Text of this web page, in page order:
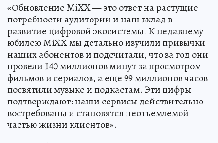
«Обновление MiXX — это ответ на растущие
потребности аудитории и наш вклад в
развитие цифровой экосистемы. К недавнему
юбилею MiXX мы детально изучили привычки
наших абонентов и подсчитали, что за год они
провели 140 миллионов минут за просмотром
фильмов и сериалов, а еще 99 миллионов часов
посвятили музыке и подкастам. Эти цифры
подтверждают: наши сервисы действительно
востребованы и становятся неотъемлемой
частью жизни клиентов».